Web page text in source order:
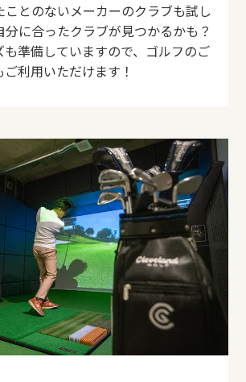
ことのないメーカーのクラブも試し
に合ったクラブが見つかるかも？
も準備していますので、ゴルフのご
利用いただけます！